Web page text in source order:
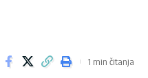
1 min čitanja